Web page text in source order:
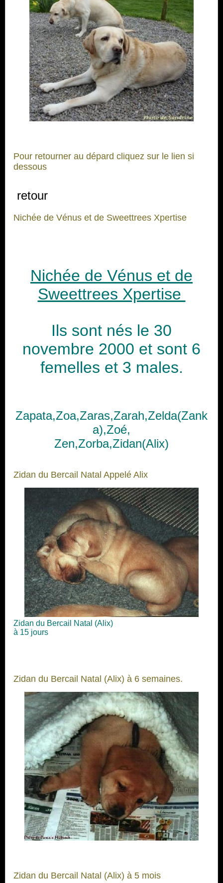
Pour retourner au dépard cliquez sur le lien si
dessous
retour
Nichée de Vénus et de Sweettrees Xpertise
Nichée de Vénus et de
Sweettrees Xpertise
Ils sont nés le 30
novembre 2000 et sont 6
femelles et 3 males.
Zapata,Zoa,Zaras,Zarah,Zelda(Zank
a),Zoé,
Zen,Zorba,Zidan(Alix)
Zidan du Bercail Natal Appelé Alix
Zidan du Bercail Natal (Alix)
à 15 jours
Zidan du Bercail Natal (Alix) à 6 semaines.
Zidan du Bercail Natal (Alix) à 5 mois